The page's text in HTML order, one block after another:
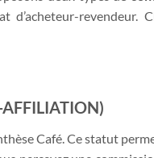
revendeur.
Café. Ce statut